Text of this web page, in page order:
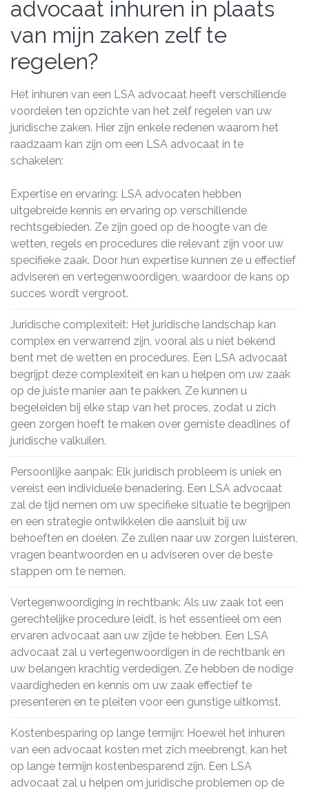
advocaat inhuren in plaats
van mijn zaken zelf te
regelen?
Het inhuren van een LSA advocaat heeft verschillende
voordelen ten opzichte van het zelf regelen van uw
juridische zaken. Hier zijn enkele redenen waarom het
raadzaam kan zijn om een LSA advocaat in te
schakelen:
Expertise en ervaring: LSA advocaten hebben
uitgebreide kennis en ervaring op verschillende
rechtsgebieden. Ze zijn goed op de hoogte van de
wetten, regels en procedures die relevant zijn voor uw
specifieke zaak. Door hun expertise kunnen ze u effectief
adviseren en vertegenwoordigen, waardoor de kans op
succes wordt vergroot.
Juridische complexiteit: Het juridische landschap kan
complex en verwarrend zijn, vooral als u niet bekend
bent met de wetten en procedures. Een LSA advocaat
begrijpt deze complexiteit en kan u helpen om uw zaak
op de juiste manier aan te pakken. Ze kunnen u
begeleiden bij elke stap van het proces, zodat u zich
geen zorgen hoeft te maken over gemiste deadlines of
juridische valkuilen.
Persoonlijke aanpak: Elk juridisch probleem is uniek en
vereist een individuele benadering. Een LSA advocaat
zal de tijd nemen om uw specifieke situatie te begrijpen
en een strategie ontwikkelen die aansluit bij uw
behoeften en doelen. Ze zullen naar uw zorgen luisteren,
vragen beantwoorden en u adviseren over de beste
stappen om te nemen.
Vertegenwoordiging in rechtbank: Als uw zaak tot een
gerechtelijke procedure leidt, is het essentieel om een
ervaren advocaat aan uw zijde te hebben. Een LSA
advocaat zal u vertegenwoordigen in de rechtbank en
uw belangen krachtig verdedigen. Ze hebben de nodige
vaardigheden en kennis om uw zaak effectief te
presenteren en te pleiten voor een gunstige uitkomst.
Kostenbesparing op lange termijn: Hoewel het inhuren
van een advocaat kosten met zich meebrengt, kan het
op lange termijn kostenbesparend zijn. Een LSA
advocaat zal u helpen om juridische problemen op de